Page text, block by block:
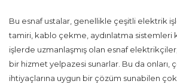
Bu esnaf ustalar, genellikle çeşitli elektrik
tamiri, kablo çekme, aydınlatma sistemleri
işlerde uzmanlaşmış olan esnaf
bir hizmet yelpazesi sunarlar. Bu da onları,
ihtiyaçlarına uygun bir çözüm sunabilen